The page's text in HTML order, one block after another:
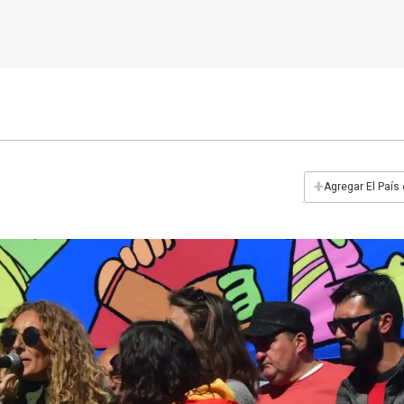
+Agregar El País